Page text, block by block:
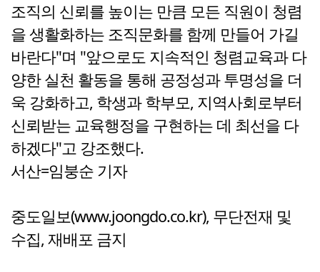
조직의 신뢰를 높이는 만큼 모든 직원이 청렴
을 생활화하는 조직문화를 함께 만들어 가길
바란다"며 "앞으로도 지속적인 청렴교육과 다
양한 실천 활동을 통해 공정성과 투명성을 더
욱 강화하고, 학생과 학부모, 지역사회로부터
신뢰받는 교육행정을 구현하는 데 최선을 다
하겠다"고 강조했다.
서산=임붕순 기자
중도일보(www.joongdo.co.kr), 무단전재 및
수집, 재배포 금지